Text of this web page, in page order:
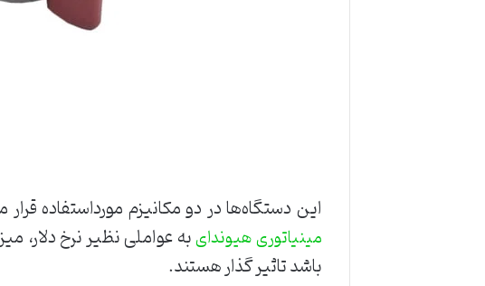
این دستگاه‌ها در دو مکانیزم مورداستفاده
مینیاتوری هیوندایبه عواملی نظیر نرخ
باشد تاثیر گذار هستند.